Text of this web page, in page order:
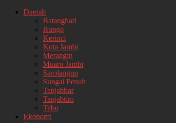
Daerah
Batanghari
Bungo
Kerinci
Kota Jambi
Merangin
Muaro Jambi
Sarolangun
Sungai Penuh
Tanjabbar
Tanjabtim
Tebo
Ekonomi